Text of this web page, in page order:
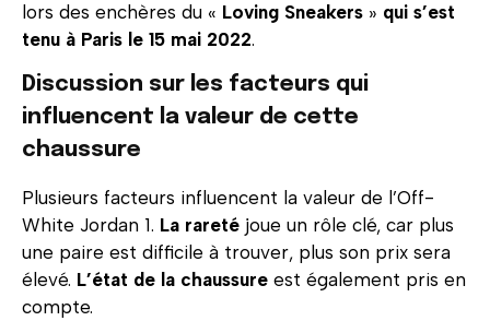
lors des enchères du « Loving Sneakers » qui s’est
tenu à Paris le 15 mai 2022.
Discussion sur les facteurs qui
influencent la valeur de cette
chaussure
Plusieurs facteurs influencent la valeur de l’Off-
White Jordan 1. La rareté joue un rôle clé, car plus
une paire est difficile à trouver, plus son prix sera
élevé. L’état de la chaussure est également pris en
compte.